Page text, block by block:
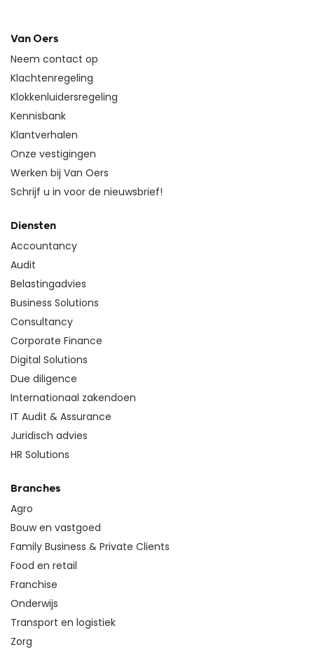
Van Oers
Neem contact op
Klachtenregeling
Klokkenluidersregeling
Kennisbank
Klantverhalen
Onze vestigingen
Werken bij Van Oers
Schrijf u in voor de nieuwsbrief!
Diensten
Accountancy
Audit
Belastingadvies
Business Solutions
Consultancy
Corporate Finance
Digital Solutions
Due diligence
Internationaal zakendoen
IT Audit & Assurance
Juridisch advies
HR Solutions
Branches
Agro
Bouw en vastgoed
Family Business & Private Clients
Food en retail
Franchise
Onderwijs
Transport en logistiek
Zorg